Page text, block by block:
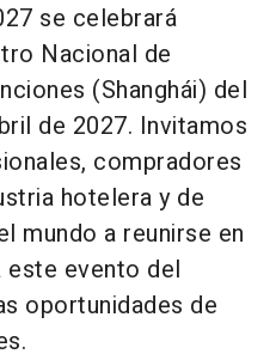
se celebrará
Nacional de
(Shanghái) del
de 2027. Invitamos
compradores
hotelera y de
mundo a reunirse en
este evento del
oportunidades de